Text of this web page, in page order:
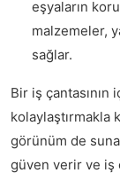
eşyaların
malzemeler,
sağlar.
Bir iş çantasının
kolaylaştırmakla
görünüm de
güven verir ve iş